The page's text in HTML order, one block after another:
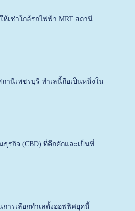
เช่าใกล้รถไฟฟ้า MRT สถานี
านีเพชรบุรี ทำเลนี้ถือเป็นหนึ่งใน
รกิจ (CBD) ที่คึกคักและเป็นที่
ารเลือกทำเลตั้งออฟฟิศยุคนี้